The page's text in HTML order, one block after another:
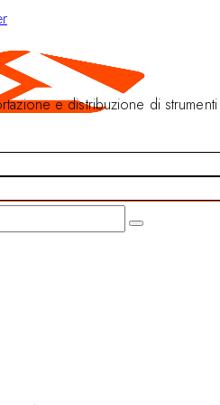
e distribuzione di strumenti